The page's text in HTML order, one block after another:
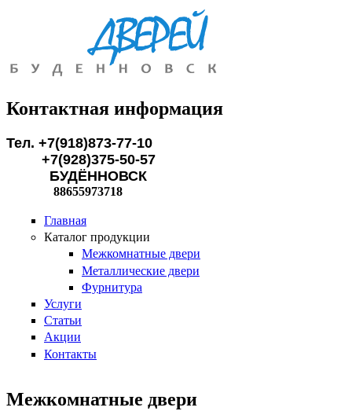
Перейти к основному содержанию
Контактная информация
Тел. +7(918)873-77-10
+7(928)375-50-57
БУДЁННОВСК
88655973718
Главная
Каталог продукции
Межкомнатные двери
Металлические двери
Фурнитура
Услуги
Статьи
Акции
Контакты
Межкомнатные двери